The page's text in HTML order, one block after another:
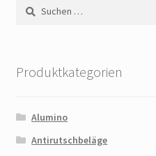
Suchen
nach:
Produktkategorien
Alumino
Antirutschbeläge